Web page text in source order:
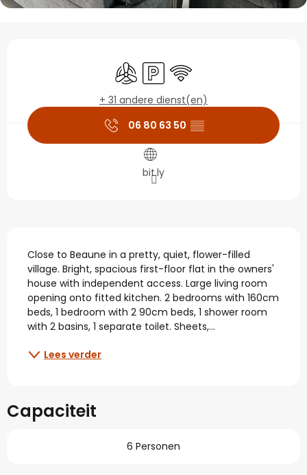
Openingstijden en
Met aircoParkeerplaats
Wifi
+ 31 andere dienst(en)
06 80 63 50 ▒▒
bit.ly
Beschrijving
Close to Beaune in a pretty, quiet, flower-filled
village. Bright, spacious first-floor flat in the owners'
house with independent access. Large living room
opening onto fitted kitchen. 2 bedrooms with 160cm
beds, 1 bedroom with 2 90cm beds, 1 shower room
with 2 basins, 1 separate toilet. Sheets,...
Lees verder
Capaciteit
6 Personen